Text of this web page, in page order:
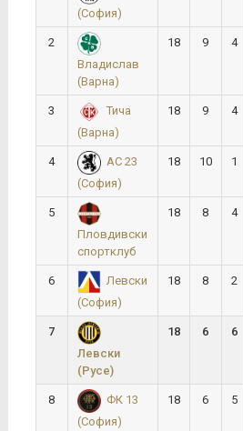
(София)
2
Владислав
(Варна)
18 9 4
3
Тича
(Варна)
18 9 4
4
АС 23
(София)
18 10 1
5
Пловдивски
спортклуб
18 8 4
6
Левски
(София)
18 8 2
7
Левски
(Русе)
18 6 6
8
ФК 13
(София)
18 6 5